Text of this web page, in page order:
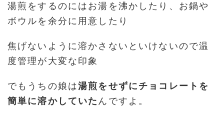
湯煎をするのにはお湯を沸かしたり、お鍋や
ボウルを余分に用意したり
焦げないように溶かさないといけないので温
度管理が大変な印象
でもうちの娘は湯煎をせずにチョコレートを
簡単に溶かしていた んですよ。